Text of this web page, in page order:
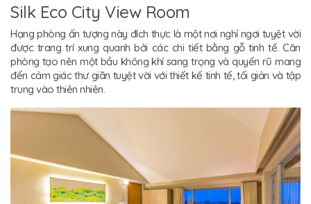
Silk Eco City View Room
Hạng phòng ấn tượng này đích thực là một nơi nghỉ ngơi tuyệt vời
được trang trí xung quanh bởi các chi tiết bằng gỗ tinh tế. Căn
phòng tạo nên một bầu không khí sang trọng và quyến rũ mang
đến cảm giác thư giãn tuyệt vời với thiết kế tinh tế, tối giản và tập
trung vào thiên nhiên.